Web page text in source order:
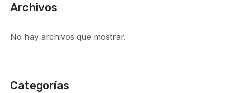
Archivos
No hay archivos que mostrar.
Categorías